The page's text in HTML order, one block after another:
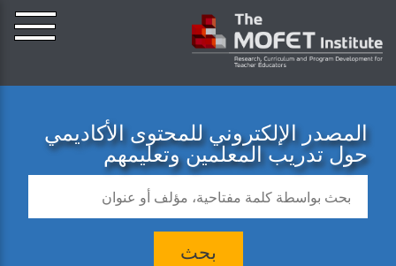
المصدر الإلكتروني للمحتوى الأكاديمي
حول تدريب المعلمين وتعليمهم
بحث